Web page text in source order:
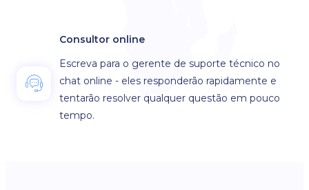
Consultor online
Escreva para o gerente de suporte técnico no
chat online - eles responderão rapidamente e
tentarão resolver qualquer questão em pouco
tempo.